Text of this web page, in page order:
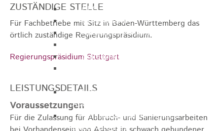
GEO - Vertreter im Aufsichtsrat
Ortschaftsrat
Aufsichtsrat Wohnbau GmbH
Umlegungsausschuss
Verbandsversammlung des
Abwasserzweckverband Lauter-Rems
Verbandsversammlung des
Zweckverbands
ZUSTÄNDIGE STELLE
Für Fachbetriebe mit Sitz in Baden-Württemberg das
örtlich zuständige Regierungspräsidium.
Regierungspräsidium Stuttgart
LEISTUNGSDETAILS
Voraussetzungen
Für die Zulassung für Abbruch- und Sanierungsarbeiten